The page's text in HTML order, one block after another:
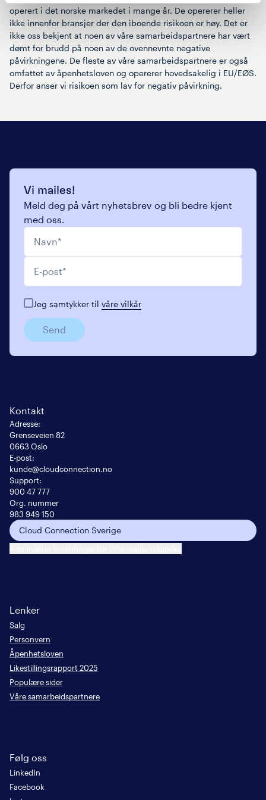
operert i det norske markedet i mange år. De opererer heller
ikke innenfor bransjer der den iboende risikoen er høy. Det er
ikke oss bekjent at noen av våre samarbeidspartnere har vært
dømt for brudd på noen av de ovennevnte negative
påvirkningene. De fleste av våre samarbeidspartnere er også
omfattet av åpenhetsloven og opererer hovedsakelig i EU/EØS.
Derfor anser vi risikoen som lav for negativ påvirkning.
Kontakt
Adresse:
Grenseveien 82
0663 Oslo
E-post:
kunde@cloudconnection.no
Support:
900 47 777
Org. nummer
983 949 150
Cloud Connection Sverige
Lenker
Salg
Personvern
Åpenhetsloven
Likestillingsrapport 2025
Populære sider
Våre samarbeidspartnere
Følg oss
LinkedIn
Facebook
Vi mailes!
Meld deg på vårt nyhetsbrev og bli bedre kjent
med oss.
Jeg samtykker tilvåre vilkår
Send